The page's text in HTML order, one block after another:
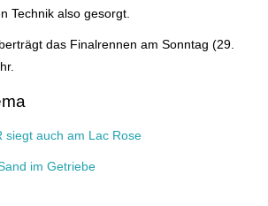
Technik also gesorgt.
das Finalrennen am Sonntag (29.
siegt auch am Lac Rose
im Getriebe